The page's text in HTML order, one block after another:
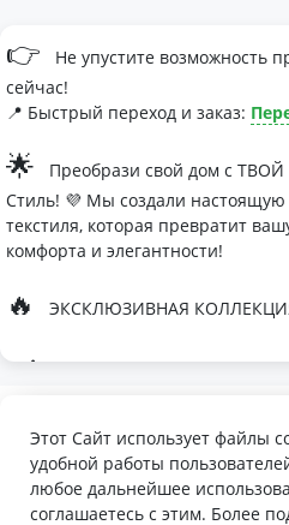
👉
Не упустите возможность
сейчас!
📍 Быстрый переход и заказ:
🌟
Преобрази свой дом с
Стиль! 💜 Мы создали
текстиля, которая превратит
комфорта и элегантности!
🔥 ЭКСКЛЮЗИВНАЯ
🛏
Палитра изысканных
- Темно-серый для
- Сиреневый для
Этот Сайт использует файлы
удобной работы
любое дальнейшее
соглашаетесь с этим. Более